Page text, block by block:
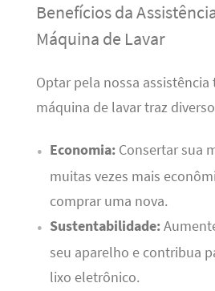
Benefícios da
Máquina de Lavar
Optar pela nossa assistência
máquina de lavar traz
Economia:Consertar sua
muitas vezes mais
comprar uma nova.
Sustentabilidade:
seu aparelho e contribua
lixo eletrônico.